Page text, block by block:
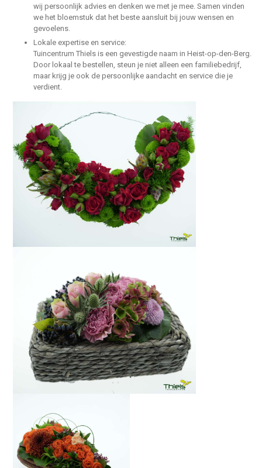
wij persoonlijk advies en denken we met je mee. Samen vinden
we het bloemstuk dat het beste aansluit bij jouw wensen en
gevoelens.
Lokale expertise en service:
Tuincentrum Thiels is een gevestigde naam in Heist-op-den-Berg.
Door lokaal te bestellen, steun je niet alleen een familiebedrijf,
maar krijg je ook de persoonlijke aandacht en service die je
verdient.